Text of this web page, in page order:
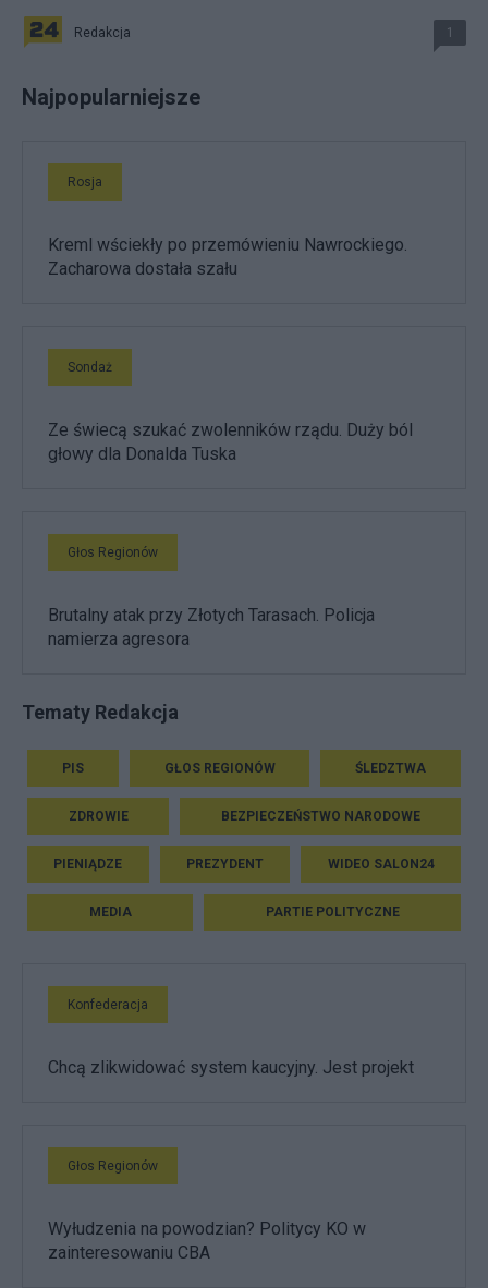
Redakcja 1
Najpopularniejsze
Rosja
Kreml wściekły po przemówieniu Nawrockiego.
Zacharowa dostała szału
Sondaż
Ze świecą szukać zwolenników rządu. Duży ból
głowy dla Donalda Tuska
Głos Regionów
Brutalny atak przy Złotych Tarasach. Policja
namierza agresora
Tematy Redakcja
PIS GŁOS REGIONÓW ŚLEDZTWA
ZDROWIE BEZPIECZEŃSTWO NARODOWE
PIENIĄDZE PREZYDENT WIDEO SALON24
MEDIA PARTIE POLITYCZNE
Konfederacja
Chcą zlikwidować system kaucyjny. Jest projekt
Głos Regionów
Wyłudzenia na powodzian? Politycy KO w
zainteresowaniu CBA